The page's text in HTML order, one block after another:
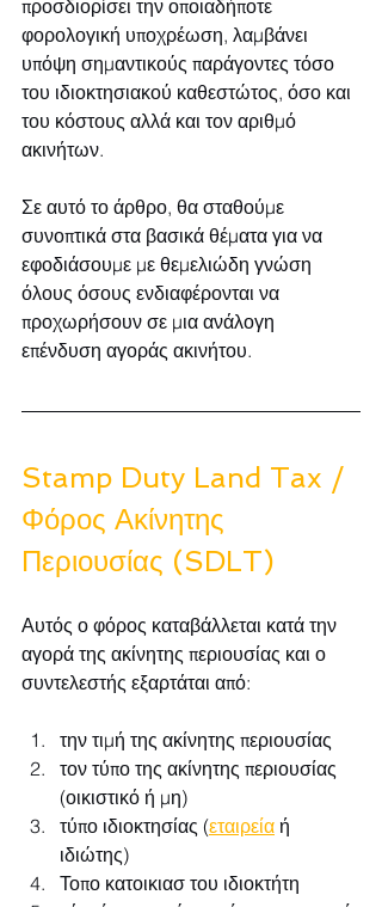
προσδιορίσει την οποιαδήποτε
φορολογική υποχρέωση, λαμβάνει
υπόψη σημαντικούς παράγοντες τόσο
του ιδιοκτησιακού καθεστώτος, όσο και
του κόστους αλλά και τον αριθμό
ακινήτων.
Σε αυτό το άρθρο, θα σταθούμε
συνοπτικά στα βασικά θέματα για να
εφοδιάσουμε με θεμελιώδη γνώση
όλους όσους ενδιαφέρονται να
προχωρήσουν σε μια ανάλογη
επένδυση αγοράς ακινήτου.
Stamp Duty Land Tax /
Φόρος Ακίνητης
Περιουσίας (SDLT)
Αυτός ο φόρος καταβάλλεται κατά την
αγορά της ακίνητης περιουσίας και ο
συντελεστής εξαρτάται από:
την τιμή της ακίνητης περιουσίας
τον τύπο της ακίνητης περιουσίας
(οικιστικό ή μη)
τύπο ιδιοκτησίας (εταιρεία ή
ιδιώτης)
Τοπο κατοικιασ του ιδιοκτήτη